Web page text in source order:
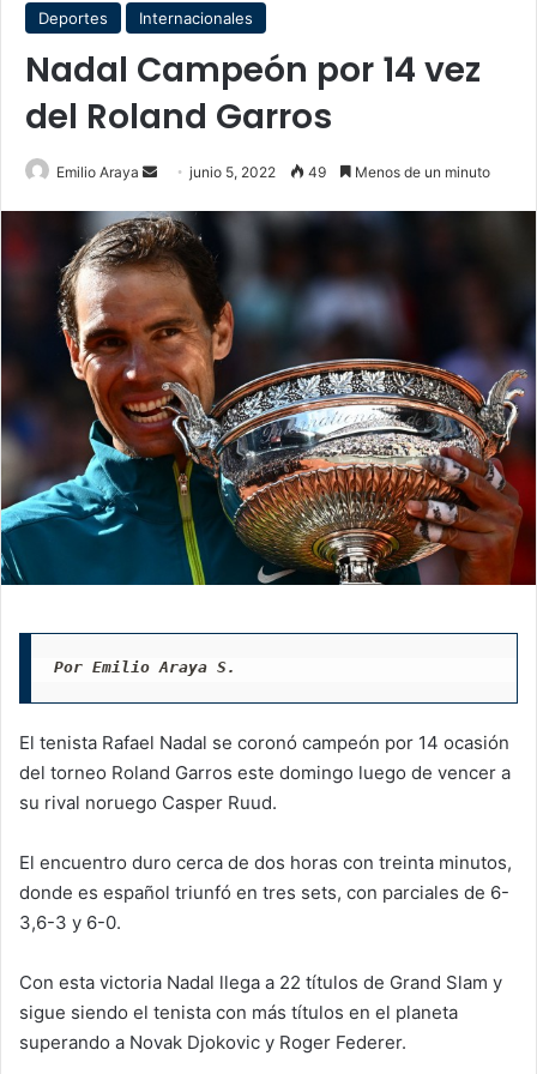
Deportes Internacionales
Nadal Campeón por 14 vez
del Roland Garros
Emilio Araya
Send
email
junio 5, 2022 49 Menos de un minuto
Por Emilio Araya S.
El tenista Rafael Nadal se coronó campeón por 14 ocasión
del torneo Roland Garros este domingo luego de vencer a
su rival noruego Casper Ruud.
El encuentro duro cerca de dos horas con treinta minutos,
donde es español triunfó en tres sets, con parciales de 6-
3,6-3 y 6-0.
Con esta victoria Nadal llega a 22 títulos de Grand Slam y
sigue siendo el tenista con más títulos en el planeta
superando a Novak Djokovic y Roger Federer.